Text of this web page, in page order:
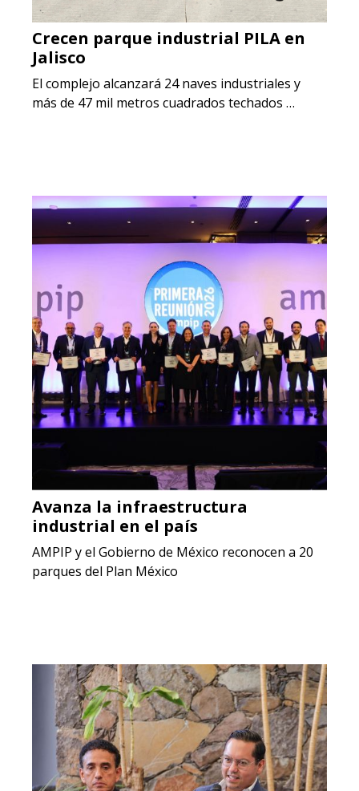
Crecen parque industrial PILA en
Jalisco
El complejo alcanzará 24 naves industriales y
más de 47 mil metros cuadrados techados …
Avanza la infraestructura
industrial en el país
AMPIP y el Gobierno de México reconocen a 20
parques del Plan México